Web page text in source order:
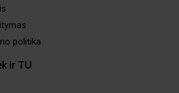
politika
ir TU